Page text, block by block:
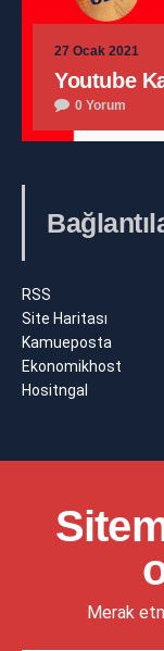
27 Ocak 2021
Youtube
0 Yorum
RSS
Site Haritası
Kamueposta
Ekonomikhost
Hositngal
Merak